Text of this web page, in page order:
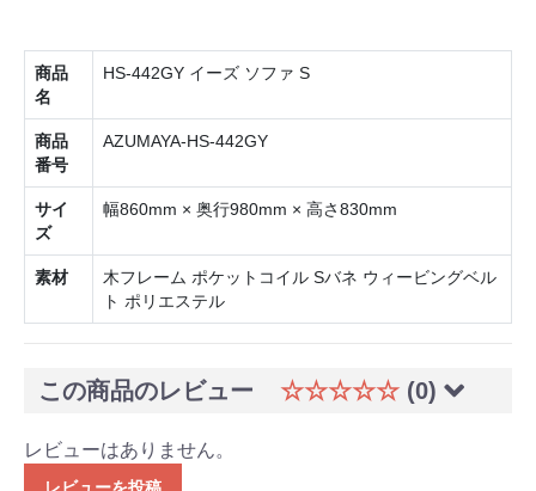
商品
名
HS-442GY イーズ ソファ S
商品
番号
AZUMAYA-HS-442GY
サイ
ズ
幅860mm × 奥行980mm × 高さ830mm
素材
木フレーム ポケットコイル Sバネ ウィービングベル
ト ポリエステル
この商品のレビュー ☆☆☆☆☆ (0)
レビューはありません。